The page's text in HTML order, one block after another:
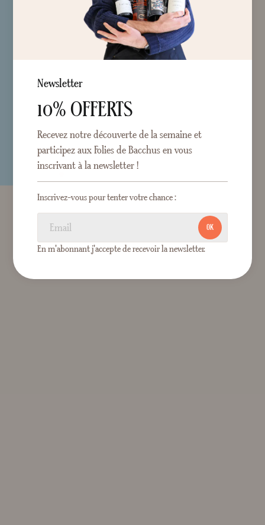
Newsletter
10% OFFERTS
Recevez notre découverte de la semaine et
participez aux Folies de Bacchus en vous
inscrivant à la newsletter !
Inscrivez-vous pour tenter votre chance :
OK
En m'abonnant j'accepte de recevoir la newsletter.